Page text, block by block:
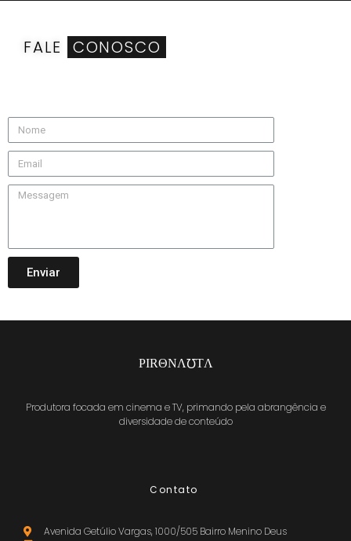
FALE CONOSCO
Enviar
PIRΘNΛ℧TΛ
Produtora focada em cinema e TV, primando pela abrangência e
diversidade de conteúdo
Contato
Avenida Getúlio Vargas, 1000/505 Bairro Menino Deus